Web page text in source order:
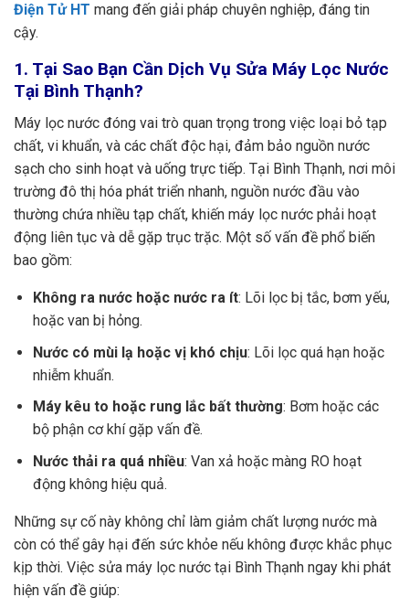
Điện Tử HT mang đến giải pháp chuyên nghiệp, đáng tin
cậy.
1. Tại Sao Bạn Cần Dịch Vụ Sửa Máy Lọc Nước
Tại Bình Thạnh?
Máy lọc nước đóng vai trò quan trọng trong việc loại bỏ tạp
chất, vi khuẩn, và các chất độc hại, đảm bảo nguồn nước
sạch cho sinh hoạt và uống trực tiếp. Tại Bình Thạnh, nơi môi
trường đô thị hóa phát triển nhanh, nguồn nước đầu vào
thường chứa nhiều tạp chất, khiến máy lọc nước phải hoạt
động liên tục và dễ gặp trục trặc. Một số vấn đề phổ biến
bao gồm:
Không ra nước hoặc nước ra ít: Lõi lọc bị tắc, bơm yếu,
hoặc van bị hỏng.
Nước có mùi lạ hoặc vị khó chịu: Lõi lọc quá hạn hoặc
nhiễm khuẩn.
Máy kêu to hoặc rung lắc bất thường: Bơm hoặc các
bộ phận cơ khí gặp vấn đề.
Nước thải ra quá nhiều: Van xả hoặc màng RO hoạt
động không hiệu quả.
Những sự cố này không chỉ làm giảm chất lượng nước mà
còn có thể gây hại đến sức khỏe nếu không được khắc phục
kịp thời. Việc sửa máy lọc nước tại Bình Thạnh ngay khi phát
hiện vấn đề giúp: